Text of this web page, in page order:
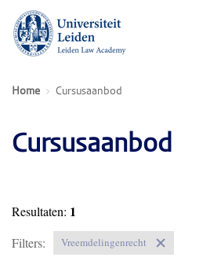
Home Cursusaanbod
Cursusaanbod
Resultaten: 1
Filters:
Vreemdelingenrecht